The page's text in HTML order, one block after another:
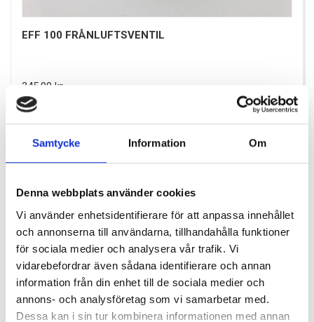
Samtycke Information Om
Denna webbplats använder cookies
Vi använder enhetsidentifierare för att anpassa innehållet
och annonserna till användarna, tillhandahålla funktioner
för sociala medier och analysera vår trafik. Vi
vidarebefordrar även sådana identifierare och annan
information från din enhet till de sociala medier och
annons- och analysföretag som vi samarbetar med.
Dessa kan i sin tur kombinera informationen med annan
EFF 100 FRÅNLUFTSVENTIL
Pris
345,00 kr
Antal i lager: 114